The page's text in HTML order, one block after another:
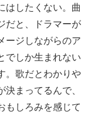
はしたくない。曲
だと、ドラマーが
ージしながらのア
でしか生まれない
。歌だとわかりや
まってるんで、
もしろみを感じて